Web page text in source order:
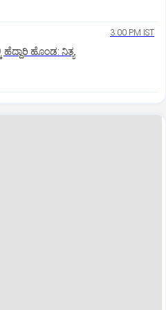
3:00 PM IST
ಹೊಂಡ: ನಿತ್ಯ